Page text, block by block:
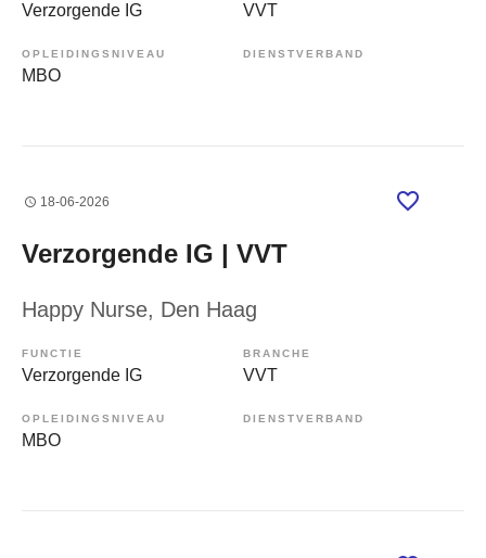
Verzorgende IG VVT
OPLEIDINGSNIVEAU
MBO
DIENSTVERBAND
18-06-2026
Verzorgende IG | VVT
Happy Nurse, Den Haag
FUNCTIE
Verzorgende IG
BRANCHE
VVT
OPLEIDINGSNIVEAU
MBO
DIENSTVERBAND